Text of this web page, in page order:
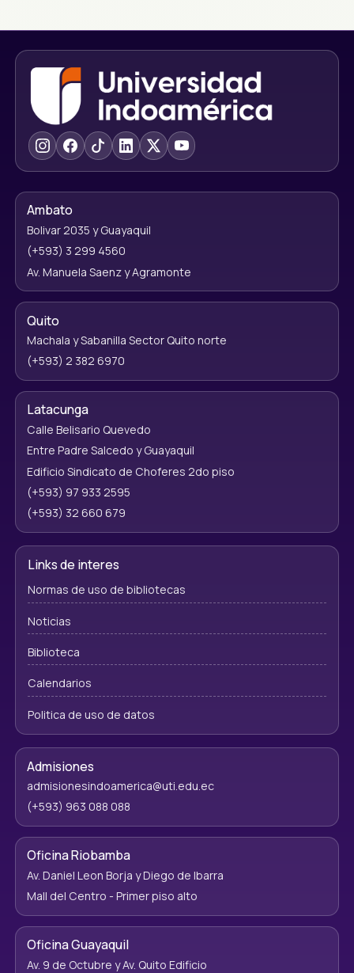
Ambato
Bolivar 2035 y Guayaquil
(+593) 3 299 4560
Av. Manuela Saenz y Agramonte
Quito
Machala y Sabanilla Sector Quito norte
(+593) 2 382 6970
Latacunga
Calle Belisario Quevedo
Entre Padre Salcedo y Guayaquil
Edificio Sindicato de Choferes 2do piso
(+593) 97 933 2595
(+593) 32 660 679
Links de interes
Normas de uso de bibliotecas
Noticias
Biblioteca
Calendarios
Politica de uso de datos
Admisiones
admisionesindoamerica@uti.edu.ec
(+593) 963 088 088
Oficina Riobamba
Av. Daniel Leon Borja y Diego de Ibarra
Mall del Centro - Primer piso alto
Oficina Guayaquil
Av. 9 de Octubre y Av. Quito Edificio